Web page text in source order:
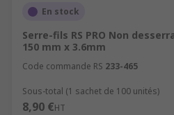
En stock
Serre-fils RS PRO Non
150 mm x 3.6mm
Code commande RS 233-465
Sous-total (1 sachet de 100 unités)
8,90 €HT